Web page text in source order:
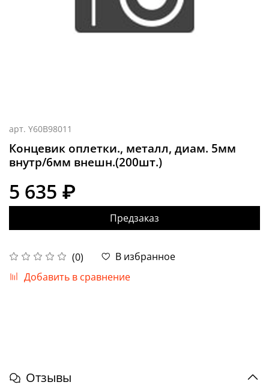
арт. Y60B98011
Концевик оплетки., металл, диам. 5мм
внутр/6мм внешн.(200шт.)
(0)
В избранное
Добавить в сравнение
5 635 ₽
Предзаказ
Отзывы